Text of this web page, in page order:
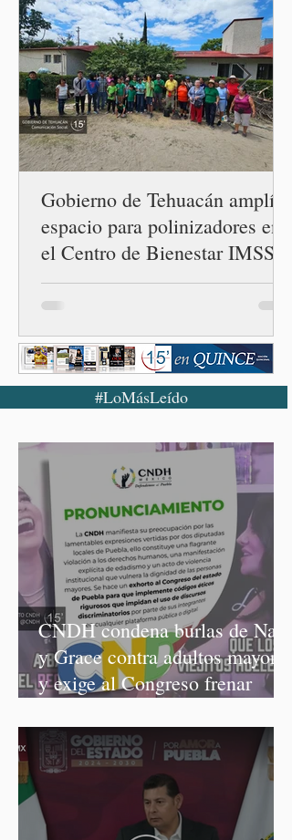
la orientación política de
los gobiernos —porque hay
orientaciones políticas de
los gobiernos, llegan por
un partido, llegan por otro
— es importante que México
tenga relaciones
diplomáticas con el mu
Gobierno de Tehuacán amplía
espacio para polinizadores en
el Centro de Bienestar IMSS
Solidaridad
#LoMásLeído
CNDH condena burlas de Nay
y Grace contra adultos mayores
y exige al Congreso frenar